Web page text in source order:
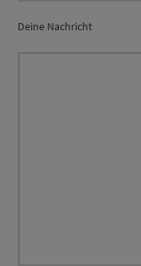
Deine Nachricht